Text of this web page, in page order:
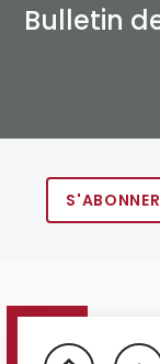
Bulletin
S'ABONNER